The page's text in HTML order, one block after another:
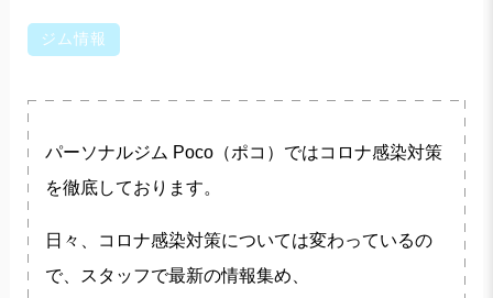
ジム情報
パーソナルジム Poco（ポコ）ではコロナ感染対策
を徹底しております。
日々、コロナ感染対策については変わっているの
で、スタッフで最新の情報集め、